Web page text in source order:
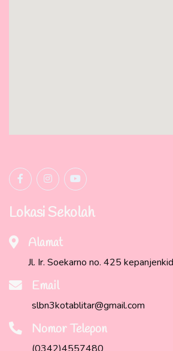
Lokasi Sekolah
Alamat
Jl. Ir. Soekarno no. 425
Email
slbn3kotablitar@gmail.com
Nomor Telepon